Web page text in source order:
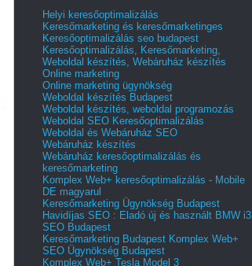
Helyi keresőoptimalizálás
Keresőmarketing és keresőmarketinges
Keresőoptimalizálás seo budapest
Keresőoptimalizálás, Keresőmarketing,
Weboldal készítés, Webáruház készítés
Online marketing
Online marketing ügynökség
Weboldal készítés Budapest
Weboldal készítés, weboldal programozás
Weboldal SEO Keresőoptimalizálás
Weboldal és Webáruház SEO
Webáruház készítés
Webáruház keresőoptimalizálás és
keresőmarketing
Komplex Web+ keresőoptimalizálás - Mobile
DE magyarul
Keresőmarketing Ügynökség Budapest
Havidíjas SEO : Eladó új és használt BMW i3
SEO Budapest
Keresőmarketing Budapest Komplex Web+
SEO Ügynökség Budapest
Komplex Web+ Tesla Model 3